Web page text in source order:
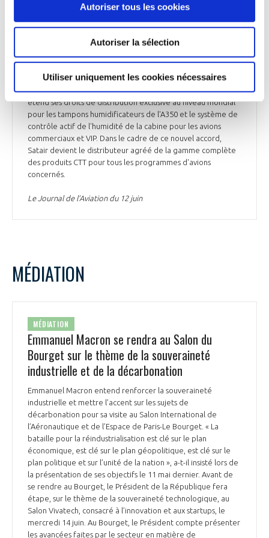
Autoriser tous les cookies
Autoriser la sélection
Utiliser uniquement les cookies nécessaires
de service aux passagers, les signaux EVAC (évacuation),
cabine. Le nouvel accord élargit une relation commerciale
existante avec Airbus Operations GmbH. Satair a une longue
expérience des services aux compagnies aériennes et aux
matériel et de services. Satair a également annoncé la
signature d'un accord pluriannuel avec CTT Systems, qui
étend ses droits de distribution exclusive au niveau mondial
pour les tampons humidificateurs de l'A350 et le système de
contrôle actif de l'humidité de la cabine pour les avions
commerciaux et VIP. Dans le cadre de ce nouvel accord,
Satair devient le distributeur agréé de la gamme complète
des produits CTT pour tous les programmes d'avions
concernés.
Le Journal de l’Aviation du 12 juin
MÉDIATION
MÉDIATION
Emmanuel Macron se rendra au Salon du
Bourget sur le thème de la souveraineté
industrielle et de la décarbonation
Emmanuel Macron entend renforcer la souveraineté
industrielle et mettre l’accent sur les sujets de
décarbonation pour sa visite au Salon International de
l’Aéronautique et de l’Espace de Paris-Le Bourget. « La
bataille pour la réindustrialisation est clé sur le plan
économique, est clé sur le plan géopolitique, est clé sur le
plan politique et sur l’unité de la nation », a-t-il insisté lors de
la présentation de ses objectifs le 11 mai dernier. Avant de
se rendre au Bourget, le Président de la République fera
étape, sur le thème de la souveraineté technologique, au
Salon Vivatech, consacré à l’innovation et aux startups, le
mercredi 14 juin. Au Bourget, le Président compte présenter
les avancées faites par le secteur en matière de